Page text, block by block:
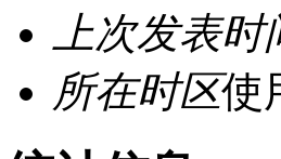
上次发表时
所在时区使